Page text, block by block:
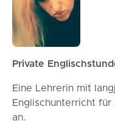
Private
Eine Lehrerin mit
Englischunterricht
an.